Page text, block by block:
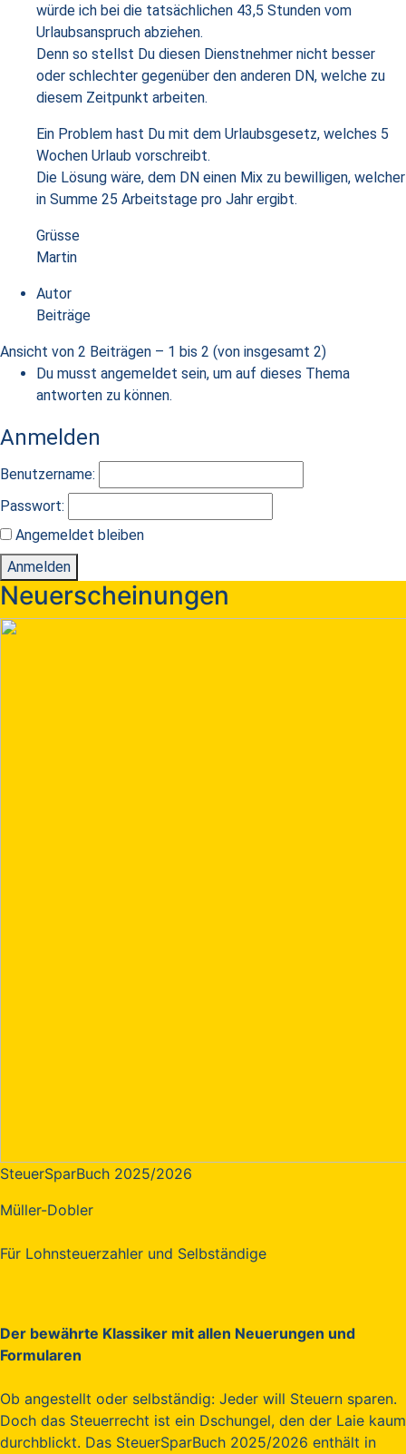
würde ich bei die tatsächlichen 43,5 Stunden vom
Urlaubsanspruch abziehen.
Denn so stellst Du diesen Dienstnehmer nicht besser
oder schlechter gegenüber den anderen DN, welche zu
diesem Zeitpunkt arbeiten.
Ein Problem hast Du mit dem Urlaubsgesetz, welches 5
Wochen Urlaub vorschreibt.
Die Lösung wäre, dem DN einen Mix zu bewilligen, welcher
in Summe 25 Arbeitstage pro Jahr ergibt.
Grüsse
Martin
Autor
Beiträge
Ansicht von 2 Beiträgen – 1 bis 2 (von insgesamt 2)
Du musst angemeldet sein, um auf dieses Thema
antworten zu können.
Anmelden
Benutzername:
Passwort:
Angemeldet bleiben
Anmelden
Neuerscheinungen
SteuerSparBuch 2025/2026
Müller-Dobler
Für Lohnsteuerzahler und Selbständige
Der bewährte Klassiker mit allen Neuerungen und
Formularen
Ob angestellt oder selbständig: Jeder will Steuern sparen.
Doch das Steuerrecht ist ein Dschungel, den der Laie kaum
durchblickt. Das SteuerSparBuch 2025/2026 enthält in